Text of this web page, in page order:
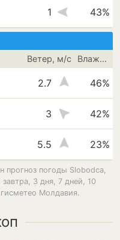
1 43%
Ветер, м/с Влажность
2.7 46%
3 42%
5.5 23%
прогноз погоды Slobodca,
3 дня, 7 дней, 10
Молдавия.